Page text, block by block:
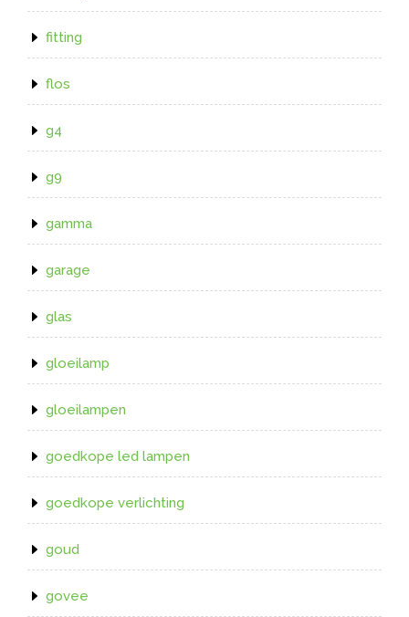
fitting
flos
g4
g9
gamma
garage
glas
gloeilamp
gloeilampen
goedkope led lampen
goedkope verlichting
goud
govee